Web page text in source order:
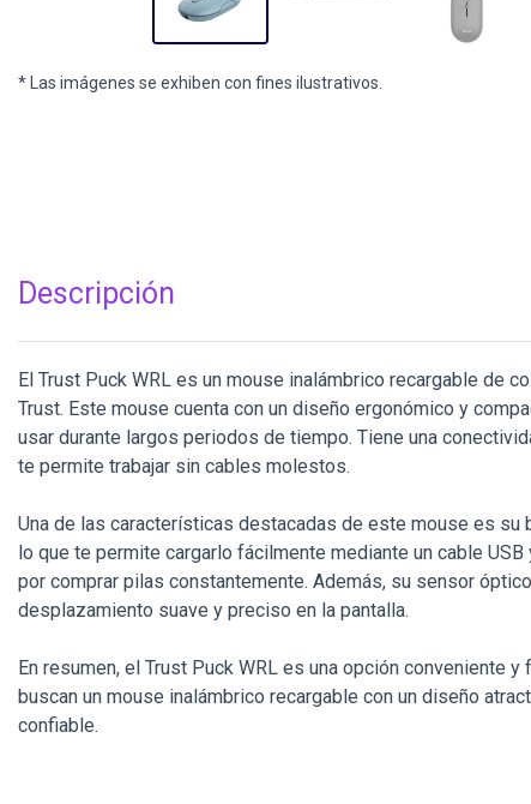
* Las imágenes se exhiben con fines ilustrativos.
Descripción
El Trust Puck WRL es un mouse inalámbrico recargable de
Trust. Este mouse cuenta con un diseño ergonómico y
usar durante largos periodos de tiempo. Tiene una
te permite trabajar sin cables molestos.
Una de las características destacadas de este mouse es su
lo que te permite cargarlo fácilmente mediante un cable
por comprar pilas constantemente. Además, su sensor
desplazamiento suave y preciso en la pantalla.
En resumen, el Trust Puck WRL es una opción conveniente
buscan un mouse inalámbrico recargable con un diseño
confiable.